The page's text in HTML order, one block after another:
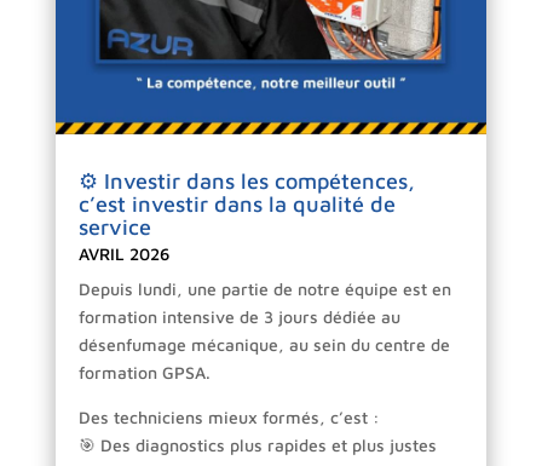
⚙️ Investir dans les compétences,
c’est investir dans la qualité de
service
AVRIL 2026
Depuis lundi, une partie de notre équipe est en
formation intensive de 3 jours dédiée au
désenfumage mécanique, au sein du centre de
formation GPSA.
Des techniciens mieux formés, c’est :
🎯 Des diagnostics plus rapides et plus justes